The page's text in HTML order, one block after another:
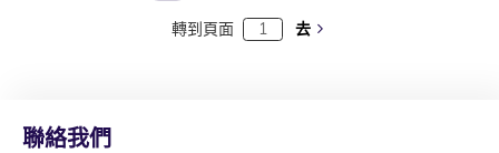
轉到頁面 去
聯絡我們